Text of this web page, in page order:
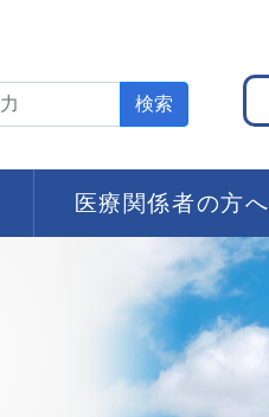
検索
医療関係者の方へ